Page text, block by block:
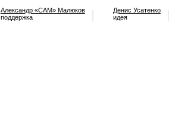
Александр «САМ» Малюков
поддержка
Денис Усатенко
идея